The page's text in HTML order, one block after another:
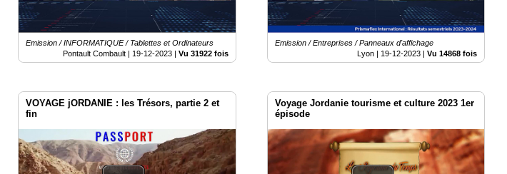
Emission / INFORMATIQUE / Tablettes et Ordinateurs
Pontault Combault | 19-12-2023| Vu 31922 fois
Emission / Entreprises / Panneaux d'affichage
Lyon | 19-12-2023 |Vu 14868 fois
VOYAGE jORDANIE : les Trésors, partie 2 et
fin
Voyage Jordanie tourisme et culture 2023 1er
épisode